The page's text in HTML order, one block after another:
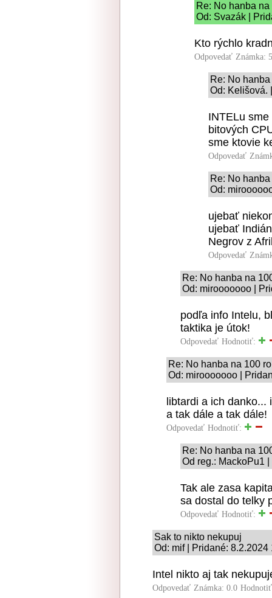
Re: No hanba
Od: Svazák |
Kto rýchlo
Odpovedať Známka:
Re: No
Od: Kelišová.
INTELu
bitových
sme ktovie
Odpovedať
Re: No
Od:
ujebať
ujebať
Negrov z
Odpovedať
Re: No hanba na
Od: mirooooooo |
podľa info Intelu,
taktika je útok!
Odpovedať Hodnotiť:
Re: No hanba na 100
Od: mirooooooo |
libtardi a ich
a tak dále a tak dále!
Odpovedať Hodnotiť:
Re: No hanba na
Od reg.: MackoPu1
Tak ale zasa
sa dostal do telky
Odpovedať Hodnotiť:
Sak to nikto nekupuj
Od: mif | Pridané: 8.2.2024
Intel nikto aj tak
Odpovedať Známka: 0.0